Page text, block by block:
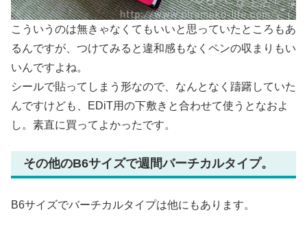
こういうのは無きゃなくてもいいと思っていたところもあ
るんですが、つけてみると違和感もなくペンの収まりもい
いんですよね。
シールで貼ってしまう形なので、なんとなく躊躇していた
んですけども、EDiT用の下敷きと合わせて使うとなおよ
し。素直に買ってよかったです。
その他のB6サイズで週間バーチカルタイプ。
B6サイズでバーチカルタイプは他にもあります。